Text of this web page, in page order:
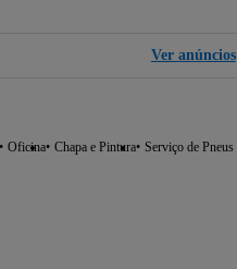
Ver anúncios
Oficina Chapa e Pintura Serviço de Pneus